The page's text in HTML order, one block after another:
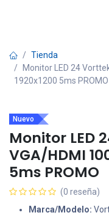
Tienda
Monitor LED 24
1920x1200 5ms PROMO
Nuevo
Monitor LED
VGA/HDMI
5ms PROMO
(0 reseña)
Marca/Modelo: